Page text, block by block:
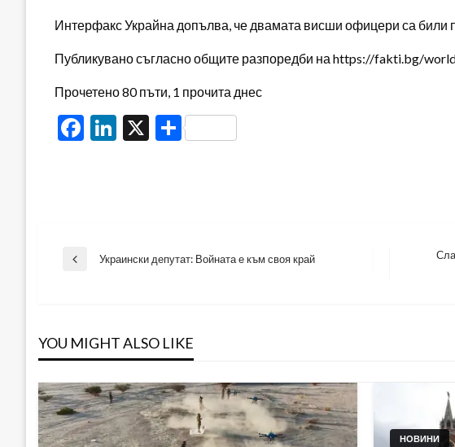
Интерфакс Украйна допълва, че двамата висши офицери са били
Публикувано съгласно общите разпоредби на https://fakti.bg/
Прочетено 80 пъти, 1 прочита днес
Facebook
LinkedIn
X Share
Навигация
Previous
Украински депутат: Войната е към своя край
YOU MIGHT ALSO LIKE
НОВИНИ